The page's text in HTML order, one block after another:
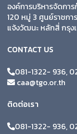
องค์การบริหารจัดกา
120 หมู่ 3 ศูนย์ราชก
แจ้งวัฒนะ หลักสี่ กรุง
CONTACT US
081-1322- 936,
caa@tgo.or.th
ติดต่อเรา
081-1322- 936,